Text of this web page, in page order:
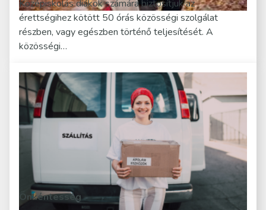
Középiskolás diákok számára biztosítjuk az
érettségihez kötött 50 órás közösségi szolgálat
részben, vagy egészben történő teljesítését. A
közösségi…
Önkéntesség